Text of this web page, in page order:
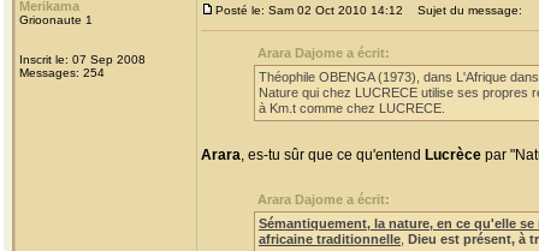
Merikama
Grioonaute 1
Inscrit le: 07 Sep 2008
Messages: 254
Posté le: Sam 02 Oct 2010 14:12 Sujet du message:
Arara Dajome a écrit:
Théophile OBENGA (1973), dans L'Afrique
Nature qui chez LUCRECE utilise ses propres
à Km.t comme chez LUCRECE.
Arara, es-tu sûr que ce qu'entend Lucrèce par
Arara Dajome a écrit:
Sémantiquement, la nature, en ce qu'elle
africaine traditionnelle Dieu est présent, à